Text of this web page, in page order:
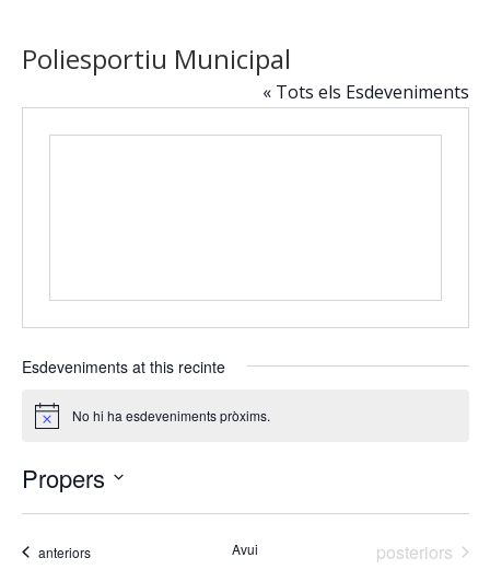
Poliesportiu Municipal
« Tots els Esdeveniments
Esdeveniments at this recinte
Avís No hi ha esdeveniments pròxims.
Propers
Selecciona
Esdeveniments
anteriors Avui posteriors